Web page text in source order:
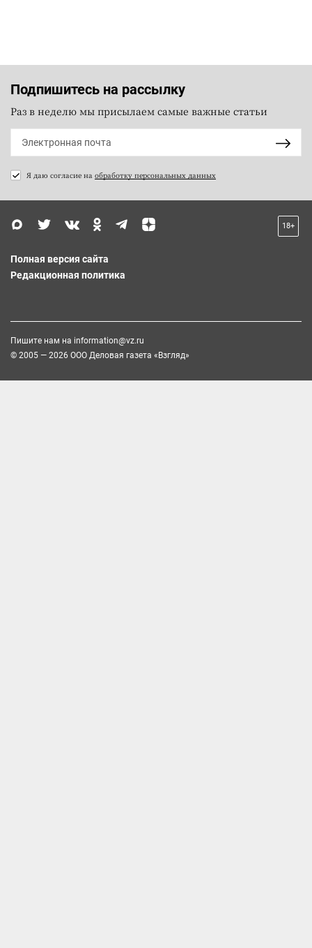
Подпишитесь на рассылку
Раз в неделю мы присылаем самые важные статьи
Я даю согласие на обработку персональных данных
18+
Полная версия сайта
Редакционная политика
Пишите нам на information@vz.ru
© 2005 — 2026 ООО Деловая газета «Взгляд»